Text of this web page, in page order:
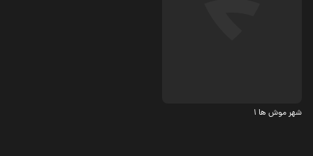
شهر موش ها 1